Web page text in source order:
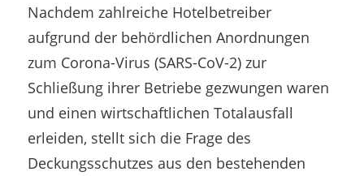
Nachdem zahlreiche Hotelbetreiber
aufgrund der behördlichen Anordnungen
zum Corona-Virus (SARS-CoV-2) zur
Schließung ihrer Betriebe gezwungen waren
und einen wirtschaftlichen Totalausfall
erleiden, stellt sich die Frage des
Deckungsschutzes aus den bestehenden